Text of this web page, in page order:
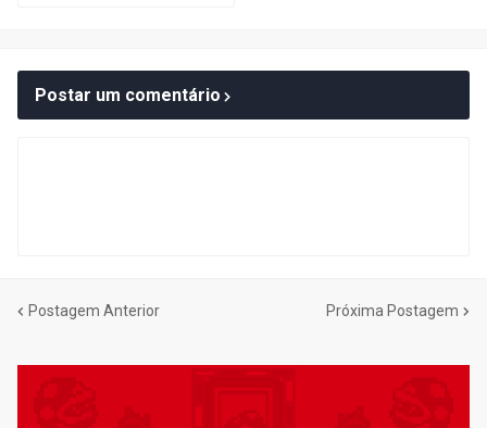
Postar um comentário
Postagem Anterior Próxima Postagem